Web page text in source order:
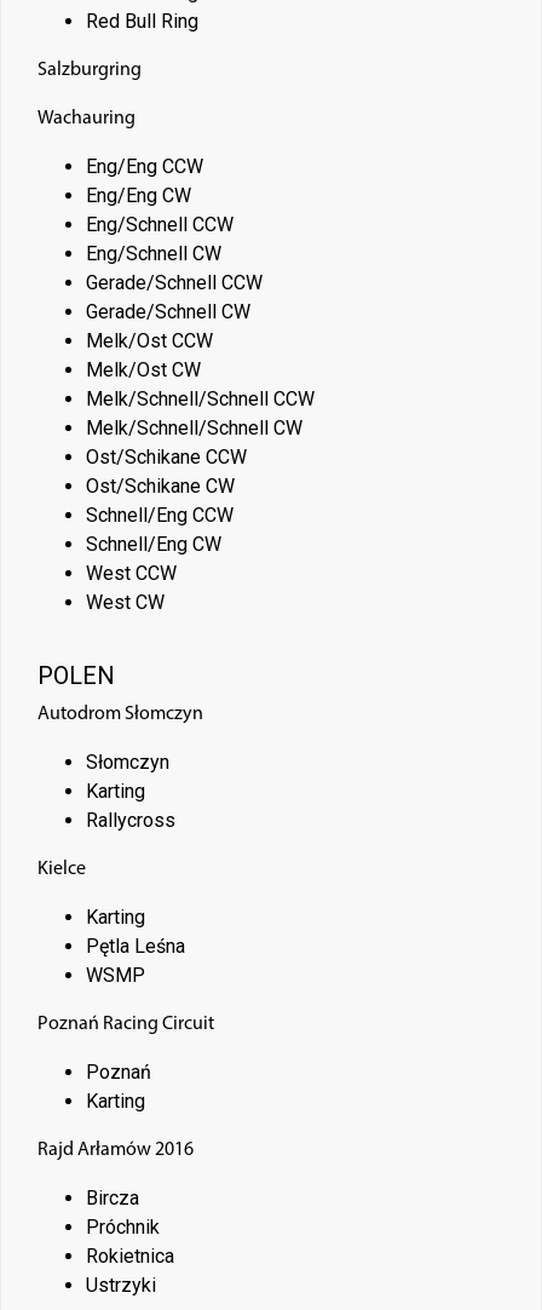
Red Bull Ring
Salzburgring
Wachauring
Eng/Eng CCW
Eng/Eng CW
Eng/Schnell CCW
Eng/Schnell CW
Gerade/Schnell CCW
Gerade/Schnell CW
Melk/Ost CCW
Melk/Ost CW
Melk/Schnell/Schnell CCW
Melk/Schnell/Schnell CW
Ost/Schikane CCW
Ost/Schikane CW
Schnell/Eng CCW
Schnell/Eng CW
West CCW
West CW
POLEN
Autodrom Słomczyn
Słomczyn
Karting
Rallycross
Kielce
Karting
Pętla Leśna
WSMP
Poznań Racing Circuit
Poznań
Karting
Rajd Arłamów 2016
Bircza
Próchnik
Rokietnica
Ustrzyki